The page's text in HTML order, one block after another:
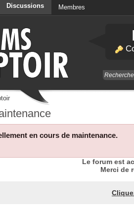
Discussions Membres
en cours de maintenance.
Le forum est
Merci de